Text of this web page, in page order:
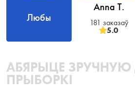
Любы
Anna T.
181 заказаў
5.0
АБЯРЫЦЕ ЗРУЧНУЮ
ПРЫБОРКІ